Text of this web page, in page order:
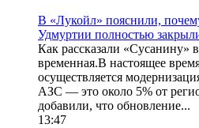
В «Лукойл» пояснили,
Удмуртии полностью
Как рассказали
временная.В настоящее
осуществляется
АЗС — это около 5% от
добавили, что обновление...
13:47